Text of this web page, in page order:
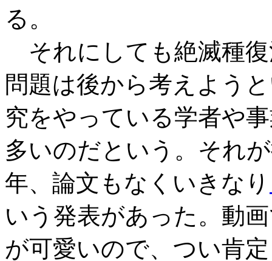
る。
それにしても絶滅種
問題は後から考えよう
究をやっている学者や
多いのだという。それ
年、論文もなくいきなり
いう発表があった。動
が可愛いので、つい肯